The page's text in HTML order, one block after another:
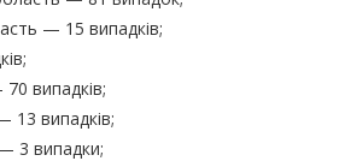
— 15 випадків;
випадків;
13 випадків;
3 випадки;